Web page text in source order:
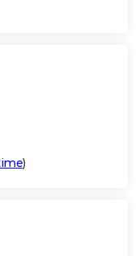
)